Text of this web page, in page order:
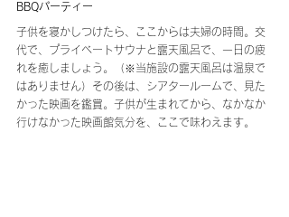
BBQパーティー
子供を寝かしつけたら、ここからは夫婦の時間。交
代で、プライベートサウナと露天風呂で、一日の疲
れを癒しましょう。（※当施設の露天風呂は温泉で
はありません）その後は、シアタールームで、見た
かった映画を鑑賞。子供が生まれてから、なかなか
行けなかった映画館気分を、ここで味わえます。